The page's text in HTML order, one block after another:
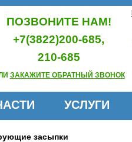
ПОЗВОНИТЕ НАМ!
+7(3822)200-685,
210-685
ЗАКАЖИТЕ ОБРАТНЫЙ ЗВОНОК
УСЛУГИ
засыпки